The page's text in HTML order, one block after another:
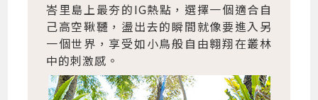
峇里島上最夯的IG熱點，選擇一個適合自
己高空鞦韆，盪出去的瞬間就像要進入另
一個世界，享受如小鳥般自由翱翔在叢林
中的刺激感。